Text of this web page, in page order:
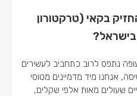
בקאי (טרקטורון
נתפס לרוב כתחביב לעשירים
אנחנו מיד מדמיינים מטוסי
שעולים מאות אלפי שקלים,